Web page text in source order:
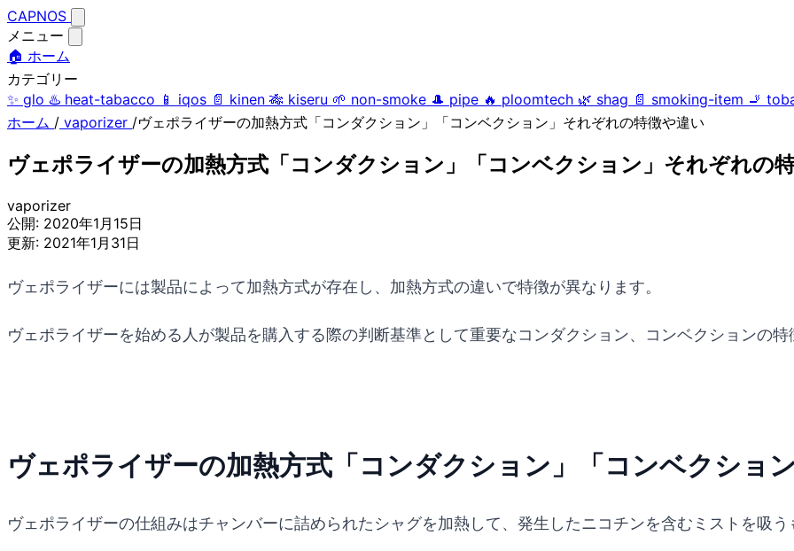
CAPNOS
メニュー
🏠 ホーム
カテゴリー
✨ glo ♨️ heat-tabacco 📱 iqos 📄 kinen 🎋 kiseru 🌱 non-smoke 🎩 pipe 🔥 ploomtech 🌿 shag 📄 smoking-item 🚬
ホーム / vaporizer /ヴェポライザーの加熱方式「コンダクション」「コンベクション」それぞれの特徴や違い
ヴェポライザーの加熱方式「コンダクション」「コンベクション」それぞれの
vaporizer
公開: 2020年1月15日
更新: 2021年1月31日
ヴェポライザーには製品によって加熱方式が存在し、加熱方式の違いで特徴が異なります。
ヴェポライザーを始める人が製品を購入する際の判断基準として重要なコンダクション、コンベクションの
ヴェポライザーの加熱方式「コンダクション」「コンベクショ
ヴェポライザーの仕組みはチャンバーに詰められたシャグを加熱して、発生したニコチンを含むミストを吸う